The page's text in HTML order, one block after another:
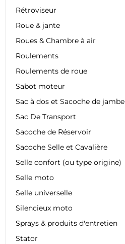
Rétroviseur
Roue & jante
Roues & Chambre à air
Roulements
Roulements de roue
Sabot moteur
Sac à dos et Sacoche de jambe
Sac De Transport
Sacoche de Réservoir
Sacoche Selle et Cavalière
Selle confort (ou type origine)
Selle moto
Selle universelle
Silencieux moto
Sprays & produits d'entretien
Stator